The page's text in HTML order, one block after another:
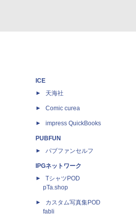
ICE
天海社
Comic curea
impress QuickBooks
PUBFUN
パブファンセルフ
IPGネットワーク
TシャツPOD
pTa.shop
カスタム写真集POD
fabli